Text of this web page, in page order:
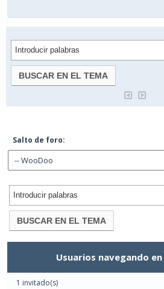
Salto de foro:
Usuarios navegando
1 invitado(s)